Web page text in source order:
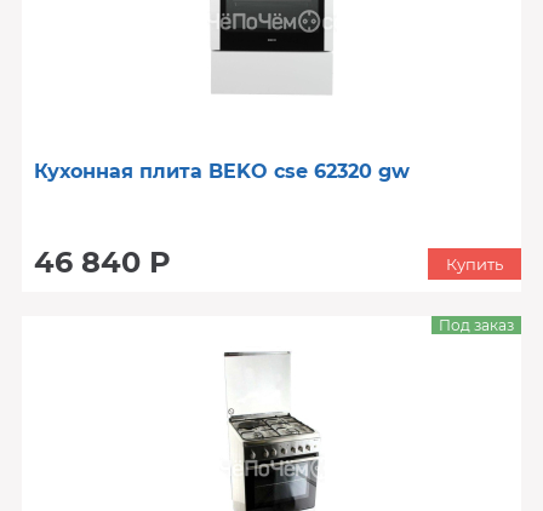
Кухонная плита BEKO cse 62320 gw
46 840 Р Купить
Под заказ